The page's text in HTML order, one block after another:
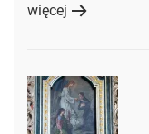
więcej